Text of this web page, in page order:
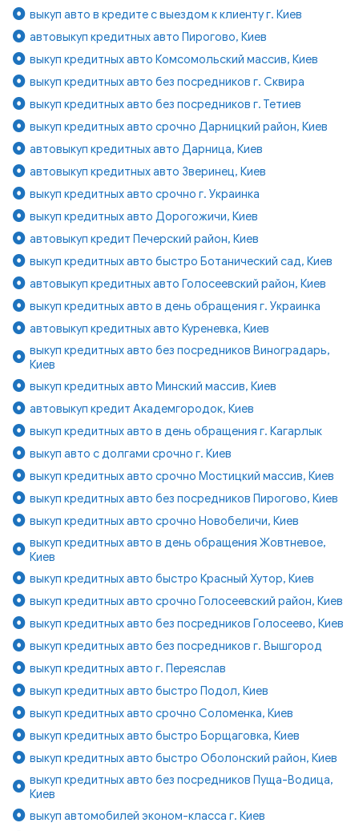
выкуп авто в кредите с выездом к клиенту г. Киев
автовыкуп кредитных авто Пирогово, Киев
выкуп кредитных авто Комсомольский массив, Киев
выкуп кредитных авто без посредников г. Сквира
выкуп кредитных авто без посредников г. Тетиев
выкуп кредитных авто срочно Дарницкий район, Киев
автовыкуп кредитных авто Дарница, Киев
автовыкуп кредитных авто Зверинец, Киев
выкуп кредитных авто срочно г. Украинка
выкуп кредитных авто Дорогожичи, Киев
автовыкуп кредит Печерский район, Киев
выкуп кредитных авто быстро Ботанический сад, Киев
автовыкуп кредитных авто Голосеевский район, Киев
выкуп кредитных авто в день обращения г. Украинка
автовыкуп кредитных авто Куреневка, Киев
выкуп кредитных авто без посредников Виноградарь,
Киев
выкуп кредитных авто Минский массив, Киев
автовыкуп кредит Академгородок, Киев
выкуп кредитных авто в день обращения г. Кагарлык
выкуп авто с долгами срочно г. Киев
выкуп кредитных авто срочно Мостицкий массив, Киев
выкуп кредитных авто без посредников Пирогово, Киев
выкуп кредитных авто срочно Новобеличи, Киев
выкуп кредитных авто в день обращения Жовтневое,
Киев
выкуп кредитных авто быстро Красный Хутор, Киев
выкуп кредитных авто срочно Голосеевский район, Киев
выкуп кредитных авто без посредников Голосеево, Киев
выкуп кредитных авто без посредников г. Вышгород
выкуп кредитных авто г. Переяслав
выкуп кредитных авто быстро Подол, Киев
выкуп кредитных авто срочно Соломенка, Киев
выкуп кредитных авто быстро Борщаговка, Киев
выкуп кредитных авто быстро Оболонский район, Киев
выкуп кредитных авто без посредников Пуща-Водица,
Киев
выкуп автомобилей эконом-класса г. Киев